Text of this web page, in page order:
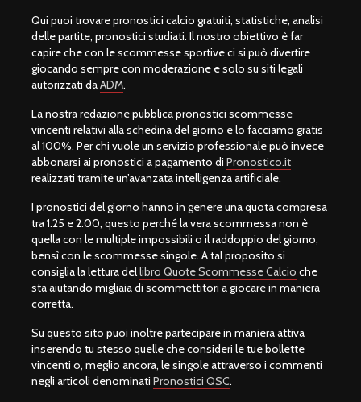
Qui puoi trovare pronostici calcio gratuiti, statistiche, analisi
delle partite, pronostici studiati. Il nostro obiettivo è far
capire che con le scommesse sportive ci si può divertire
giocando sempre con moderazione e solo su siti legali
autorizzati daADM.
La nostra redazione pubblica pronostici scommesse
vincenti relativi alla schedina del giorno e lo facciamo gratis
al 100%. Per chi vuole un servizio professionale può invece
abbonarsi ai pronostici a pagamento di Pronostico.it
realizzati tramite un’avanzata intelligenza artificiale.
I pronostici del giorno hanno in genere una quota compresa
tra 1.25 e 2.00, questo perché la vera scommessa non è
quella con le multiple impossibili o il raddoppio del giorno,
bensì con le scommesse singole. A tal proposito si
consiglia la lettura dellibro Quote Scommesse Calcio che
sta aiutando migliaia di scommettitori a giocare in maniera
corretta.
Su questo sito puoi inoltre partecipare in maniera attiva
inserendo tu stesso quelle che consideri le tue bollette
vincenti o, meglio ancora, le singole attraverso i commenti
negli articoli denominati Pronostici QSC.